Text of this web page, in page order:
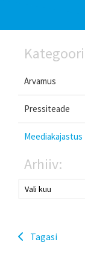
Arvamus
Pressiteade
Meediakajastus
Arhiiv:
Tagasi